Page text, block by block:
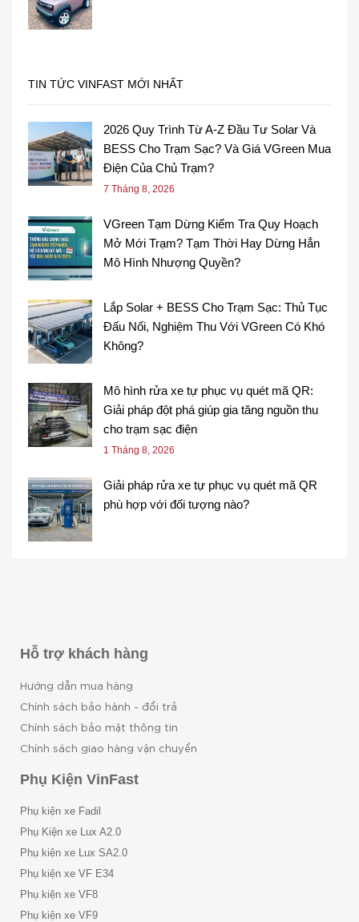
TIN TỨC VINFAST MỚI NHẤT
2026 Quy Trình Từ A-Z Đầu Tư Solar Và
BESS Cho Trạm Sạc? Và Giá VGreen Mua
Điện Của Chủ Trạm?
7 Tháng 8, 2026
VGreen Tạm Dừng Kiểm Tra Quy Hoạch
Mở Mới Trạm? Tạm Thời Hay Dừng Hẳn
Mô Hình Nhượng Quyền?
Lắp Solar + BESS Cho Trạm Sạc: Thủ Tục
Đấu Nối, Nghiệm Thu Với VGreen Có Khó
Không?
Mô hình rửa xe tự phục vụ quét mã QR:
Giải pháp đột phá giúp gia tăng nguồn thu
cho trạm sạc điện
1 Tháng 8, 2026
Giải pháp rửa xe tự phục vụ quét mã QR
phù hợp với đối tượng nào?
Hỗ trợ khách hàng
Hướng dẫn mua hàng
Chính sách bảo hành - đổi trả
Chính sách bảo mật thông tin
Chính sách giao hàng vận chuyển
Phụ Kiện VinFast
Phụ kiện xe Fadil
Phụ Kiện xe Lux A2.0
Phụ kiện xe Lux SA2.0
Phụ kiện xe VF E34
Phụ kiện xe VF8
Phụ kiện xe VF9